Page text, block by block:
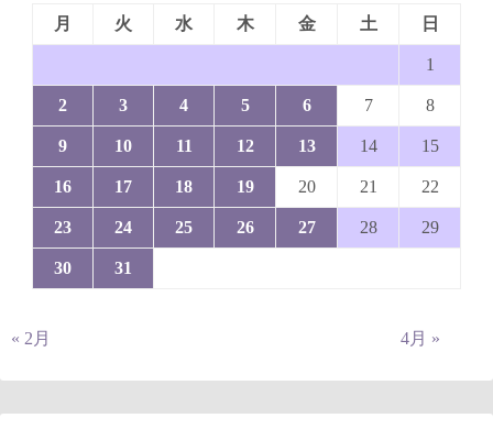
月
火 水 木 金 土 日
1
2 3 4 5 6 7 8
9 10 11 12 13 14 15
16 17 18 19 20 21 22
23 24 25 26 27 28 29
30 31
« 2月 4月 »